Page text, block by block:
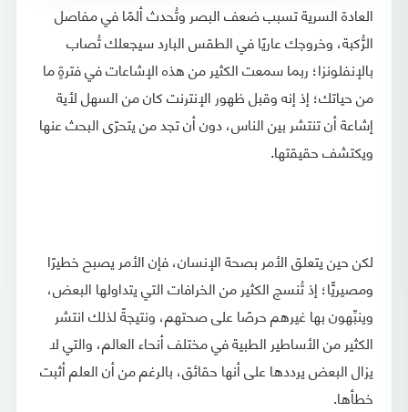
العادة السرية تسبب ضعف البصر وتُحدث ألمًا في مفاصل
الرُّكبة، وخروجك عاريًا في الطقس البارد سيجعلك تُصاب
بالإنفلونزا؛ ربما سمعت الكثير من هذه الإشاعات في فترةٍ ما
من حياتك؛ إذ إنه وقبل ظهور الإنترنت كان من السهل لأية
إشاعة أن تنتشر بين الناس، دون أن تجد من يتحرّى البحث عنها
ويكتشف حقيقتها.
لكن حين يتعلق الأمر بصحة الإنسان، فإن الأمر يصبح خطيرًا
ومصيريًّا؛ إذ تُنسج الكثير من الخرافات التي يتداولها البعض،
وينبِّهون بها غيرهم حرصًا على صحتهم، ونتيجةً لذلك انتشر
الكثير من الأساطير الطبية في مختلف أنحاء العالم، والتي لا
يزال البعض يرددها على أنها حقائق، بالرغم من أن العلم أثبت
خطأها.